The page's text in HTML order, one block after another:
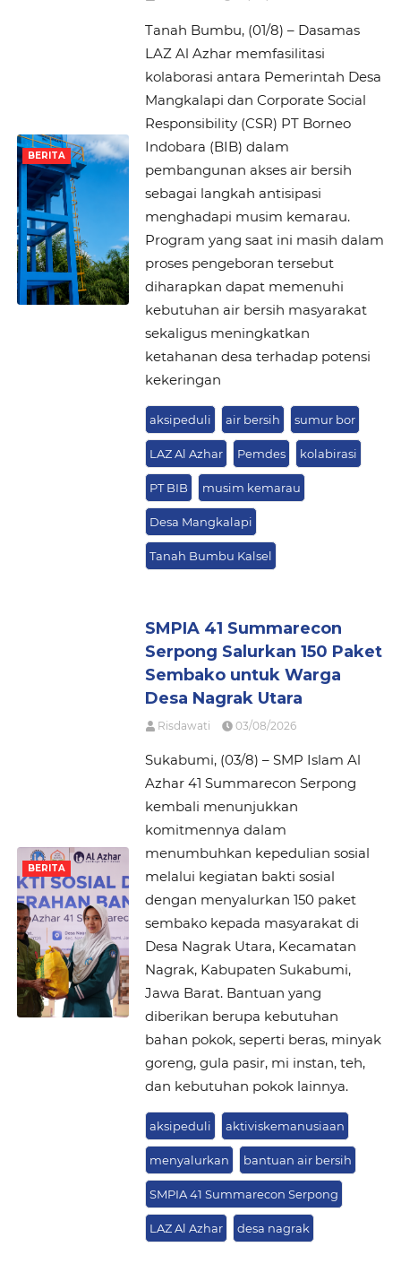
BERITA
Tanah Bumbu, (01/8) – Dasamas
LAZ Al Azhar memfasilitasi
kolaborasi antara Pemerintah Desa
Mangkalapi dan Corporate Social
Responsibility (CSR) PT Borneo
Indobara (BIB) dalam
pembangunan akses air bersih
sebagai langkah antisipasi
menghadapi musim kemarau.
Program yang saat ini masih dalam
proses pengeboran tersebut
diharapkan dapat memenuhi
kebutuhan air bersih masyarakat
sekaligus meningkatkan
ketahanan desa terhadap potensi
kekeringan
aksipeduli air bersih sumur bor
LAZ Al Azhar Pemdes kolabirasi
PT BIB musim kemarau
Desa Mangkalapi
Tanah Bumbu Kalsel
BERITA
SMPIA 41 Summarecon
Serpong Salurkan 150 Paket
Sembako untuk Warga
Desa Nagrak Utara
Risdawati 03/08/2026
Sukabumi, (03/8) – SMP Islam Al
Azhar 41 Summarecon Serpong
kembali menunjukkan
komitmennya dalam
menumbuhkan kepedulian sosial
melalui kegiatan bakti sosial
dengan menyalurkan 150 paket
sembako kepada masyarakat di
Desa Nagrak Utara, Kecamatan
Nagrak, Kabupaten Sukabumi,
Jawa Barat. Bantuan yang
diberikan berupa kebutuhan
bahan pokok, seperti beras, minyak
goreng, gula pasir, mi instan, teh,
dan kebutuhan pokok lainnya.
aksipeduli aktiviskemanusiaan
menyalurkan bantuan air bersih
SMPIA 41 Summarecon Serpong
LAZ Al Azhar desa nagrak